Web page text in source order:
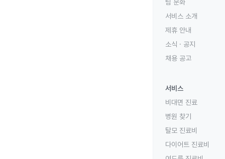
팀 문화
서비스 소개
제휴 안내
소식 · 공지
채용 공고
서비스
비대면 진료
병원 찾기
탈모 진료비
다이어트 진료비